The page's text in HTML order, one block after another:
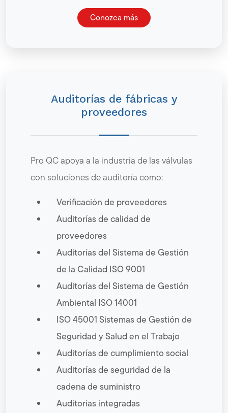
Conozca más
Auditorías de fábricas y
proveedores
Pro QC apoya a la industria de las válvulas
con soluciones de auditoría como:
Verificación de proveedores
Auditorías de calidad de
proveedores
Auditorías del Sistema de Gestión
de la Calidad ISO 9001
Auditorías del Sistema de Gestión
Ambiental ISO 14001
ISO 45001 Sistemas de Gestión de
Seguridad y Salud en el Trabajo
Auditorías de cumplimiento social
Auditorías de seguridad de la
cadena de suministro
Auditorías integradas